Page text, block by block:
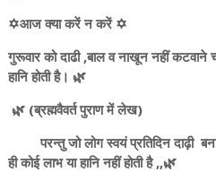
✡️आज क्या करें न करें ✡️
गुरूवार को दाढी ,बाल व नाखून नहीं कटवाने
हानि होती है। 🌿
🌿 (ब्रह्मवैवर्त पुराण में लेख)
परन्तु जो लोग स्वयं प्रतिदिन दाढ़ी
ही कोई लाभ या हानि नहीं होती है ,,🌿